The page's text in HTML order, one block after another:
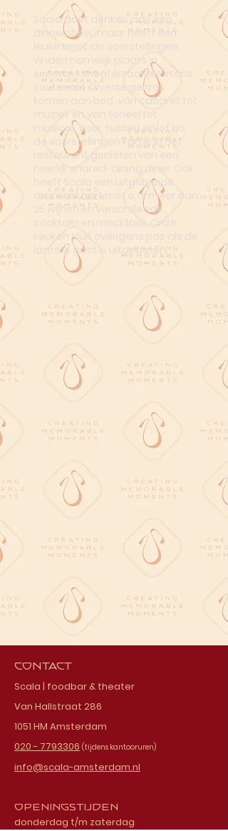
Scala doet denken aan een
dinnershow, maar heeft een
leuke twist: de voorstellingen
vinden namelijk plaats in
separate theaterzaaltjes in ons
souterrain. Diverse genres
komen aan bod, van cabaret tot
muziek en van toneel tot
musical. Voor, tussen en/of na
de voorstellingen kan je in het
restaurant genieten van een
heerlijk shared-dining diner. Ook
heeft Scala een uitgebreide
drankenkaart met o.a. meer dan
25 wijnen en verschillende
cocktails en mocktails. Onze
keuken sluit overigens pas als de
laatste gast is uitgegeten.
Contact
Scala | foodbar & theater
Van Hallstraat 286
1051 HM Amsterdam
020 - 7793306 (tijdens kantooruren)
info@scala-amsterdam.nl
Openingstijden
donderdag t/m zaterdag